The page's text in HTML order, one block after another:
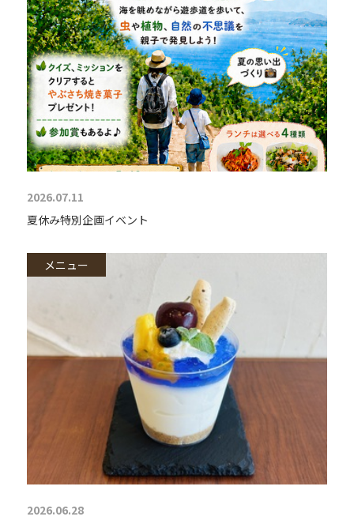
2026.07.11
夏休み特別企画イベント
メニュー
2026.06.28